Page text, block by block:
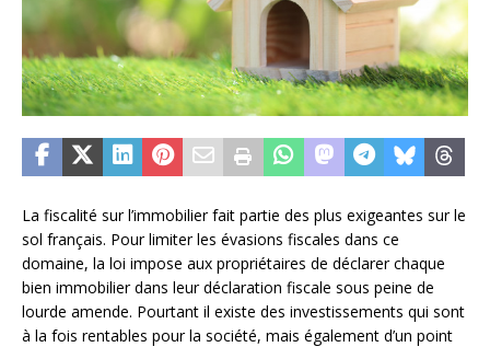
La fiscalité sur l’immobilier fait partie des plus exigeantes sur le
sol français. Pour limiter les évasions fiscales dans ce
domaine, la loi impose aux propriétaires de déclarer chaque
bien immobilier dans leur déclaration fiscale sous peine de
lourde amende. Pourtant il existe des investissements qui sont
à la fois rentables pour la société, mais également d’un point